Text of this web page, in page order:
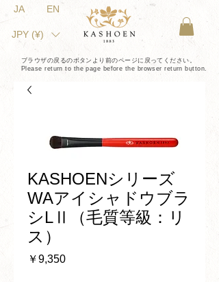
JPY (¥)
JA EN
ブラウザの戻るのボタンより前のページに戻ってください。
Please return to the page before the browser return button.
KASHOENシリーズ
WAアイシャドウブラ
シLⅡ（毛質等級：リ
ス）
￥9,350価